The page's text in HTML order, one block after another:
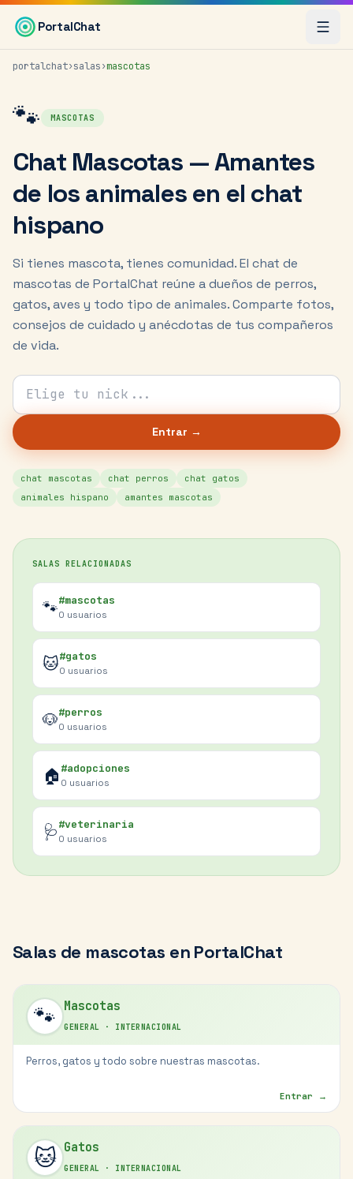
Saltar al contenido principal
PortalChat
portalchat›salas›mascotas
🐾 MASCOTAS
Chat Mascotas — Amantes
de los animales en el chat
hispano
Si tienes mascota, tienes comunidad. El chat de
mascotas de PortalChat reúne a dueños de perros,
gatos, aves y todo tipo de animales. Comparte fotos,
consejos de cuidado y anécdotas de tus compañeros
de vida.
Tu nick para el chat
Entrar →
chat mascotas chat perros
chat gatos
animales hispano
amantes mascotas
SALAS RELACIONADAS
🐾#mascotas
0 usuarios
🐱#gatos
0 usuarios
🐶#perros
0 usuarios
🏠 #adopciones
0 usuarios
🩺#veterinaria
0 usuarios
Salas de mascotas en PortalChat
🐾 Mascotas
GENERAL · INTERNACIONAL
Perros, gatos y todo sobre nuestras mascotas.
Entrar →
🐱 Gatos
GENERAL · INTERNACIONAL